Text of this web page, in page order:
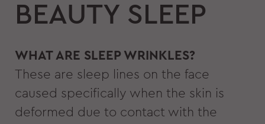
BEAUTY SLEEP
WHAT ARE SLEEP WRINKLES?
These are sleep lines on the face
caused specifically when the skin is
deformed due to contact with the